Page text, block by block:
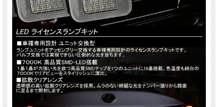
※取付説明書は付属していません。